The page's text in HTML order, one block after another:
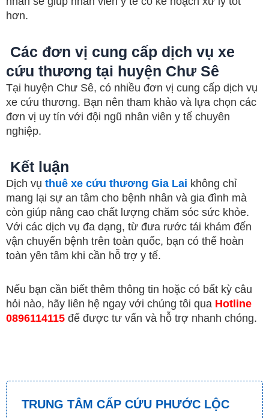
hơn.
Các đơn vị cung cấp dịch vụ xe
cứu thương tại huyện Chư Sê
Tại huyện Chư Sê, có nhiều đơn vị cung cấp dịch vụ
xe cứu thương. Bạn nên tham khảo và lựa chọn các
đơn vị uy tín với đội ngũ nhân viên y tế chuyên
nghiệp.
Kết luận
Dịch vụ thuê xe cứu thương Gia Lai không chỉ
mang lại sự an tâm cho bệnh nhân và gia đình mà
còn giúp nâng cao chất lượng chăm sóc sức khỏe.
Với các dịch vụ đa dạng, từ đưa rước tái khám đến
vận chuyển bệnh trên toàn quốc, bạn có thể hoàn
toàn yên tâm khi cần hỗ trợ y tế.
Nếu bạn cần biết thêm thông tin hoặc có bất kỳ câu
hỏi nào, hãy liên hệ ngay với chúng tôi qua Hotline
0896114115 để được tư vấn và hỗ trợ nhanh chóng.
TRUNG TÂM CẤP CỨU PHƯỚC LỘC